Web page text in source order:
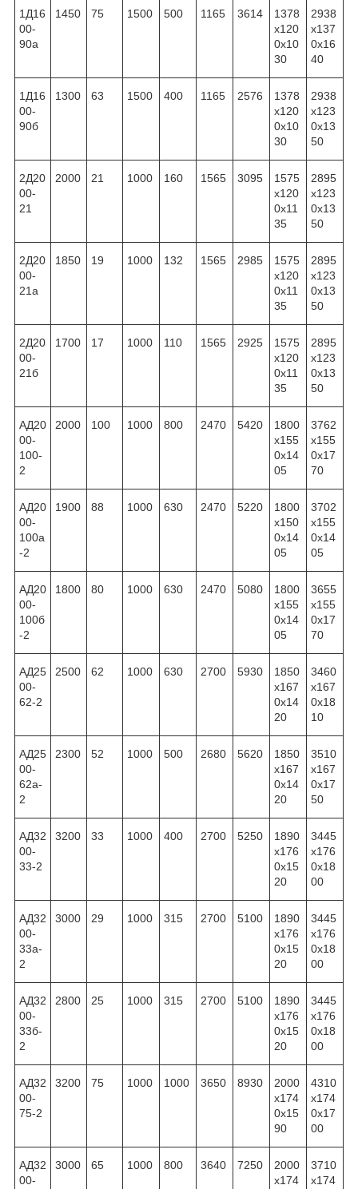
1Д16
00-
90а
1450 75 1500 500 1165 3614
1378
x120
0x10
30
2938
x137
0x16
40
1Д16
00-
90б
1300 63 1500 400 1165 2576
1378
x120
0x10
30
2938
x123
0x13
50
2Д20
00-
21
2000 21 1000 160 1565 3095
1575
x120
0x11
35
2895
x123
0x13
50
2Д20
00-
21а
1850 19 1000 132 1565 2985
1575
x120
0x11
35
2895
x123
0x13
50
2Д20
00-
21б
1700 17 1000 110 1565 2925
1575
x120
0x11
35
2895
x123
0x13
50
АД20
00-
100-
2
2000 100 1000 800 2470 5420
1800
x155
0x14
05
3762
x155
0x17
70
АД20
00-
100а
-2
1900 88 1000 630 2470 5220
1800
x150
0x14
05
3702
x155
0x14
05
АД20
00-
100б
-2
1800 80 1000 630 2470 5080
1800
x155
0x14
05
3655
x155
0x17
70
АД25
00-
62-2
2500 62 1000 630 2700 5930
1850
x167
0x14
20
3460
x167
0x18
10
АД25
00-
62а-
2
2300 52 1000 500 2680 5620
1850
x167
0x14
20
3510
x167
0x17
50
АД32
00-
33-2
3200 33 1000 400 2700 5250
1890
x176
0x15
20
3445
x176
0x18
00
АД32
00-
33а-
2
3000 29 1000 315 2700 5100
1890
x176
0x15
20
3445
x176
0x18
00
АД32
00-
33б-
2
2800 25 1000 315 2700 5100
1890
x176
0x15
20
3445
x176
0x18
00
АД32
00-
75-2
3200 75 1000 1000 3650 8930
2000
x174
0x15
90
4310
x174
0x17
00
АД32
00-
3000 65 1000 800 3640 7250
2000
x174
3710
x174